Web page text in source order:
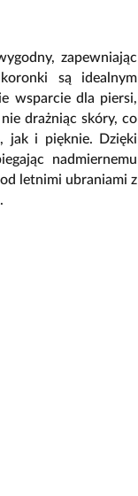
zapewniając
są idealnym
wsparcie dla piersi,
drażniąc skóry, co
jak i pięknie. Dzięki
nadmiernemu
letnimi ubraniami z